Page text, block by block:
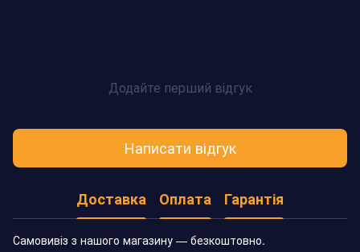
Додайте перший відгук
Написати відгук
Доставка Оплата Гарантія
Самовивіз з нашого магазину — безкоштовно.